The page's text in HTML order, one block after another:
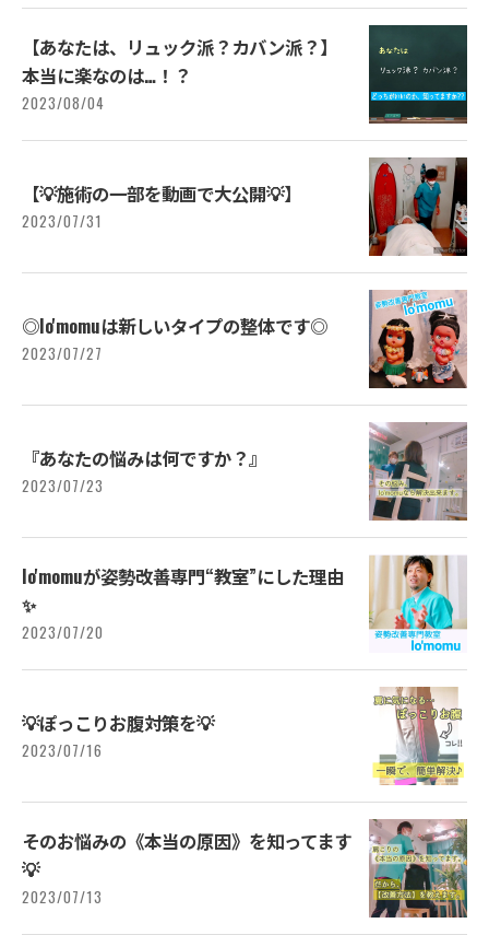
【あなたは、リュック派？カバン派？】
本当に楽なのは…⁡！？
2023/08/04
【💡施術の一部を動画で大公開💡】⁡⁡
2023/07/31
◎lo'momuは新しいタイプの整体です◎⁡
2023/07/27
『あなたの悩みは何ですか？』
2023/07/23
lo'momuが姿勢改善専門“教室”にした理由
✨⁡
2023/07/20
💡⁡ぽっこりお腹対策を💡⁡
2023/07/16
そのお悩みの《本当の原因》を知ってます
💡⁡
2023/07/13